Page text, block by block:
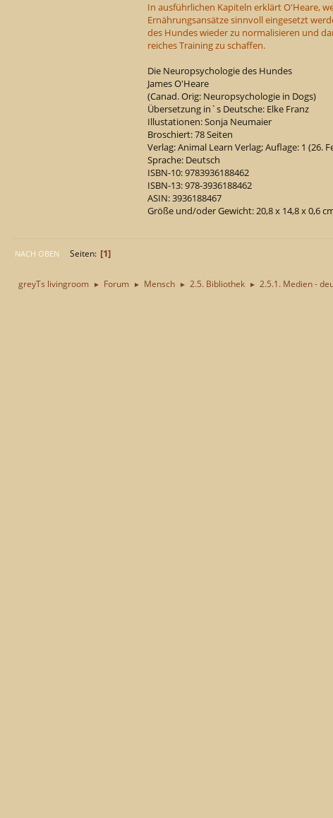
In ausführlichen Kapiteln erklärt O'Heare,
Ernährungsansätze sinnvoll eingesetzt
des Hundes wieder zu normalisieren und
reiches Training zu schaffen.
Die Neuropsychologie des Hundes
James O'Heare
(Canad. Orig: Neuropsychologie in Dogs)
Übersetzung in`s Deutsche: Elke Franz
Illustationen: Sonja Neumaier
Broschiert: 78 Seiten
Verlag: Animal Learn Verlag; Auflage: 1 (26.
Sprache: Deutsch
ISBN-10: 9783936188462
ISBN-13: 978-3936188462
ASIN: 3936188467
Größe und/oder Gewicht: 20,8 x 14,8 x 0,6
NACH OBEN Seiten 1
greyTs livingroom ► Forum ► Mensch ► 2.5. Bibliothek ► 2.5.1. Medien -